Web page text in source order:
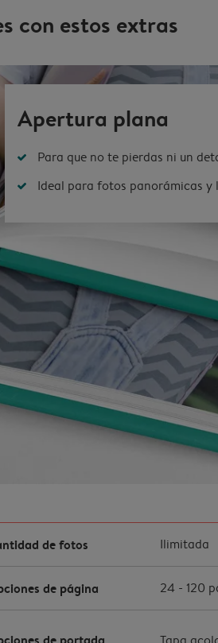
con estos extras
Apertura plana
Para que no te pierdas ni un
Ideal para fotos panorámicas y
de fotos Ilimitada
de página 24 - 120